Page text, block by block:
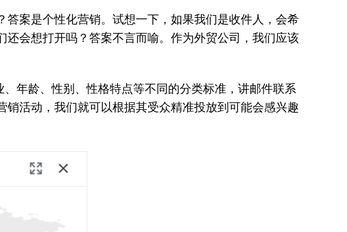
案是个性化营销。试想一下，如果我们是收件人，会希
会想打开吗？答案不言而喻。作为外贸公司，我们应该
、年龄、性别、性格特点等不同的分类标准，讲邮件联系
活动，我们就可以根据其受众精准投放到可能会感兴趣